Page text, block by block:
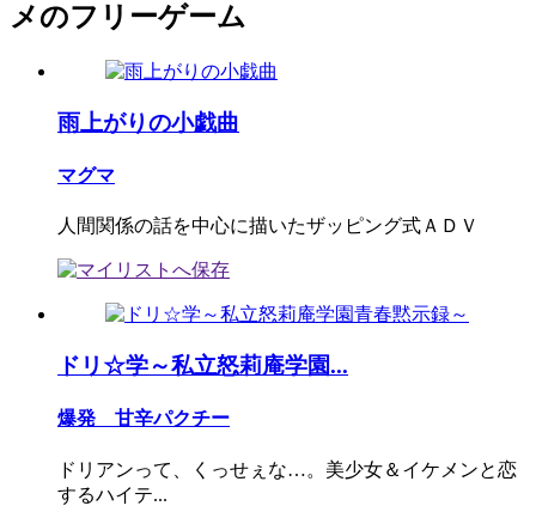
メのフリーゲーム
雨上がりの小戯曲
マグマ
人間関係の話を中心に描いたザッピング式ＡＤＶ
ドリ☆学～私立怒莉庵学園...
爆発 甘辛パクチー
ドリアンって、くっせぇな…。美少女＆イケメンと恋
するハイテ...